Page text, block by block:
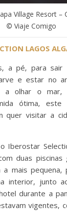
Village Resort –
© Viaje Comigo
LAGOS
a pé, para
e estar no
a olhar o mar,
ótima,
quer visitar a
Iberostar
duas piscinas
mais pequena,
interior, junto
durante a
vigentes,